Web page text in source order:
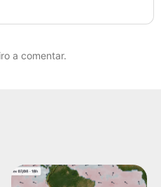
a comentar.